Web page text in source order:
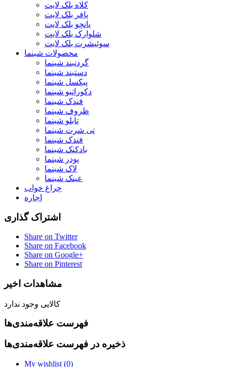
کلاه بلک لایت
پافر بلک لایت
پانچو بلک لایت
شلوارک بلک لایت
سوئیشرت بلک لایت
محصولات شبنما
گردنبند شبنما
دستبند شبنما
پیکسل شبنما
دکوراتیو شبنما
فندک شبنما
ظروف شبنما
تابلو شبنما
تی شرت شبنما
فندک شبنما
بادکنک شبنما
پودر شبنما
لاک شبنما
عینک شبنما
چراغ خواب
اجاره
اشتراک گذاری
Share on Twitter
Share on Facebook
Share on Google+
Share on Pinterest
مشاهدات اخیر
کالایی وجود ندارد
فهرست علاقه‌مندی‌ها
ذخیره در فهرست علاقه‌مندی‌ها
My wishlist (0)